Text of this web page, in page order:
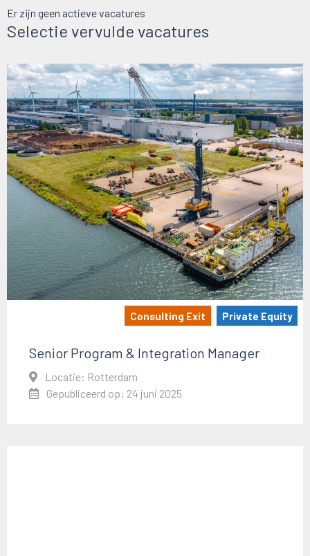
Selectie vervulde vacatures
Consulting Exit Private Equity
Senior Program & Integration Manager
Locatie: Rotterdam
Gepubliceerd op: 24 juni 2025
Er zijn geen actieve vacatures